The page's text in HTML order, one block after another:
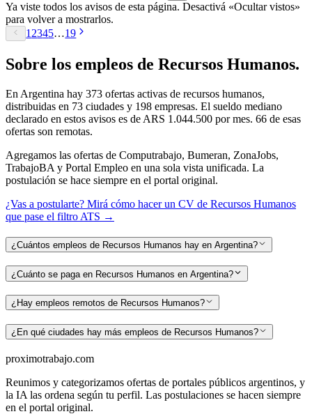
Ya viste todos los avisos de esta página. Desactivá «Ocultar vistos»
para volver a mostrarlos.
1 2345…19
Sobre los empleos de Recursos Humanos.
En Argentina hay 373 ofertas activas de recursos humanos,
distribuidas en 73 ciudades y 198 empresas. El sueldo mediano
declarado en estos avisos es de ARS 1.044.500 por mes. 66 de esas
ofertas son remotas.
Agregamos las ofertas de Computrabajo, Bumeran, ZonaJobs,
TrabajoBA y Portal Empleo en una sola vista unificada. La
postulación se hace siempre en el portal original.
¿Vas a postularte? Mirá cómo hacer un CV de Recursos Humanos
que pase el filtro ATS →
¿Cuántos empleos de Recursos Humanos hay en Argentina?
¿Cuánto se paga en Recursos Humanos en Argentina?
¿Hay empleos remotos de Recursos Humanos?
¿En qué ciudades hay más empleos de Recursos Humanos?
proximotrabajo.com
Reunimos y categorizamos ofertas de portales públicos argentinos, y
la IA las ordena según tu perfil. Las postulaciones se hacen siempre
en el portal original.